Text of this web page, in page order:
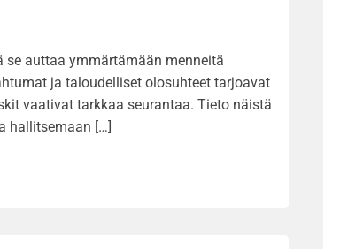
auttaa ymmärtämään menneitä
ja taloudelliset olosuhteet tarjoavat
vaativat tarkkaa seurantaa. Tieto näistä
hallitsemaan […]